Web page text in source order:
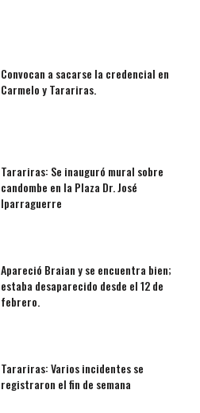
Convocan a sacarse la credencial en
Carmelo y Tarariras.
Tarariras: Se inauguró mural sobre
candombe en la Plaza Dr. José
Iparraguerre
Apareció Braian y se encuentra bien;
estaba desaparecido desde el 12 de
febrero.
Tarariras: Varios incidentes se
registraron el fin de semana